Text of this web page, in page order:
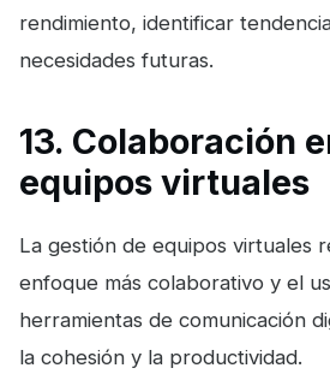
rendimiento, identificar
necesidades futuras.
13. Colaboración
equipos virtuales
La gestión de equipos virtuales
enfoque más colaborativo y el
herramientas de comunicación
la cohesión y la productividad.